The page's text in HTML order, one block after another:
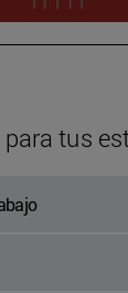
tus